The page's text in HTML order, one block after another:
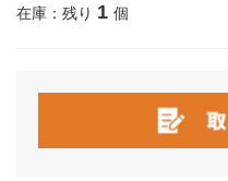
在庫：残り 1 個